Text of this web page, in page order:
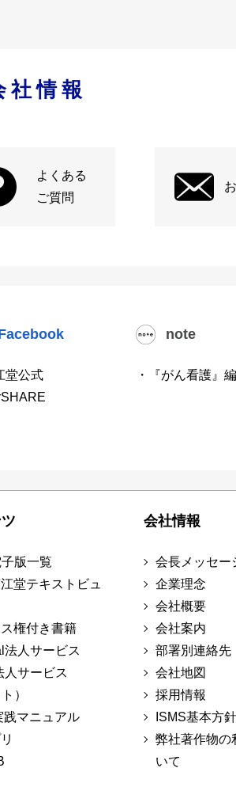
社情報
よくある
ご質問
堂公式
note
・『がん看護』
版一覧
堂テキストビュ
権付き書籍
法人サービス
人サービス
）
践マニュアル
会社情報
会長メッセー
企業理念
会社概要
会社案内
部署別連絡先
会社地図
採用情報
ISMS基本方針
弊社著作物の
いて